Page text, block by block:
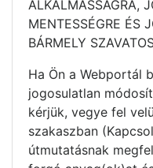
ALKALMASSÁGRA,
MENTESSÉGRE ÉS
BÁRMELY
Ha Ön a Webportál
jogosulatlan
kérjük, vegye fel
szakaszban
útmutatásnak